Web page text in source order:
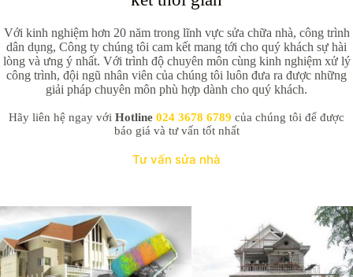
Với kinh nghiệm hơn 20 năm trong lĩnh vực sửa chữa nhà, công trình
dân dụng, Công ty chúng tôi cam kết mang tới cho quý khách sự hài
lòng và ưng ý nhất. Với trình độ chuyên môn cùng kinh nghiệm xử lý
công trình, đội ngũ nhân viên của chúng tôi luôn đưa ra được những
giải pháp chuyên môn phù hợp dành cho quý khách.
Hãy liên hệ ngay với Hotline 024 3678 6789 của chúng tôi để được
báo giá và tư vấn tốt nhất
Tư vấn sửa nhà